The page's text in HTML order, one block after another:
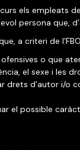
els empleats
persona que,
a criteri de
o que
el sexe i les
drets d’autor i/o
el possible